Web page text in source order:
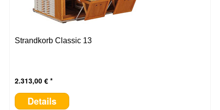
Strandkorb Classic 13
2.313,00 €
Details